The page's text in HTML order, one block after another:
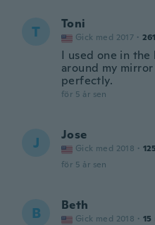
T Toni
Gick med 2017 · 261
I used one in the
around my
perfectly.
för 5 år sen
J Jose
Gick med 2018 · 125
för 5 år sen
B Beth
Gick med 2018 · 15